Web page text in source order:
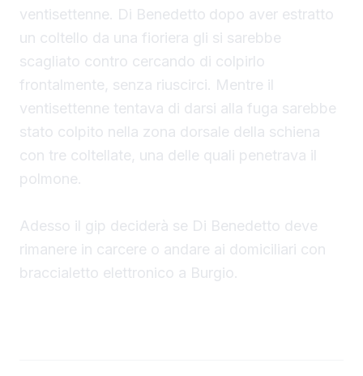
ventisettenne. Di Benedetto dopo aver estratto
un coltello da una fioriera gli si sarebbe
scagliato contro cercando di colpirlo
frontalmente, senza riuscirci. Mentre il
ventisettenne tentava di darsi alla fuga sarebbe
stato colpito nella zona dorsale della schiena
con tre coltellate, una delle quali penetrava il
polmone.
Adesso il gip deciderà se Di Benedetto deve
rimanere in carcere o andare ai domiciliari con
braccialetto elettronico a Burgio.